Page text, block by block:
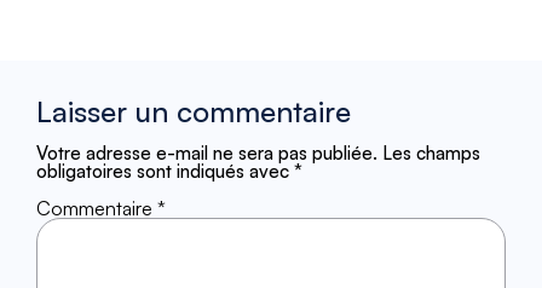
Laisser un commentaire
Votre adresse e-mail ne sera pas publiée. Les champs
obligatoires sont indiqués avec *
Commentaire *